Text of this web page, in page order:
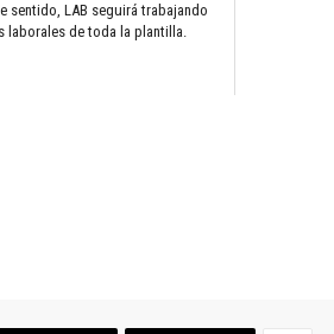
sentido, LAB seguirá trabajando
laborales de toda la plantilla.